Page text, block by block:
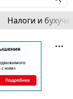
Налоги и